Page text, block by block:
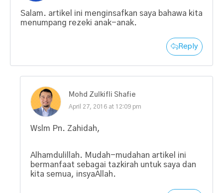
Salam. artikel ini menginsafkan saya bahawa kita
menumpang rezeki anak-anak.
Reply
Mohd Zulkifli Shafie
April 27, 2016 at 12:09 pm
Wslm Pn. Zahidah,
Alhamdulillah. Mudah-mudahan artikel ini
bermanfaat sebagai tazkirah untuk saya dan
kita semua, insyaAllah.